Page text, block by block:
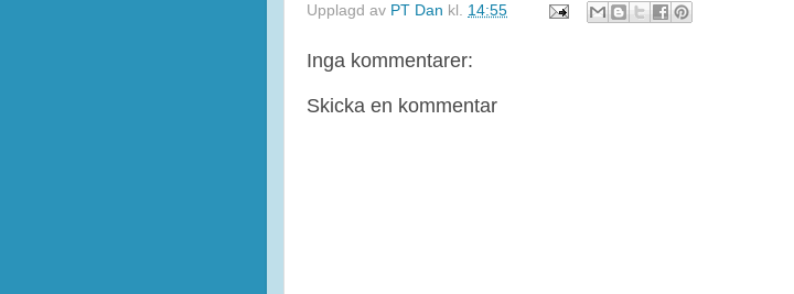
Upplagd av PT Dan kl. 14:55
Inga kommentarer:
Skicka en kommentar